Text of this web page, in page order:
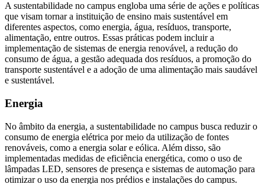
A sustentabilidade no campus engloba uma série de ações e políticas
que visam tornar a instituição de ensino mais sustentável em
diferentes aspectos, como energia, água, resíduos, transporte,
alimentação, entre outros. Essas práticas podem incluir a
implementação de sistemas de energia renovável, a redução do
consumo de água, a gestão adequada dos resíduos, a promoção do
transporte sustentável e a adoção de uma alimentação mais saudável
e sustentável.
Energia
No âmbito da energia, a sustentabilidade no campus busca reduzir o
consumo de energia elétrica por meio da utilização de fontes
renováveis, como a energia solar e eólica. Além disso, são
implementadas medidas de eficiência energética, como o uso de
lâmpadas LED, sensores de presença e sistemas de automação para
otimizar o uso da energia nos prédios e instalações do campus.